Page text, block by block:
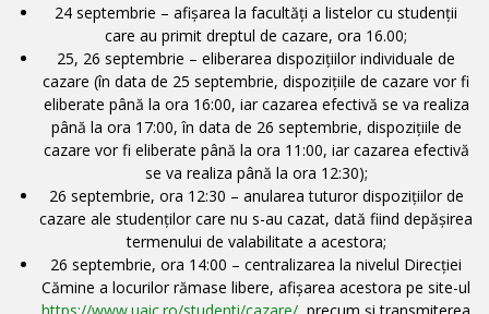
24 septembrie – afişarea la facultăţi a listelor cu studenții
care au primit dreptul de cazare, ora 16.00;
25, 26 septembrie – eliberarea dispoziţiilor individuale de
cazare (în data de 25 septembrie, dispozițiile de cazare vor fi
eliberate până la ora 16:00, iar cazarea efectivă se va realiza
până la ora 17:00, în data de 26 septembrie, dispozițiile de
cazare vor fi eliberate până la ora 11:00, iar cazarea efectivă
se va realiza până la ora 12:30);
26 septembrie, ora 12:30 – anularea tuturor dispoziţiilor de
cazare ale studenţilor care nu s-au cazat, dată fiind depăşirea
termenului de valabilitate a acestora;
26 septembrie, ora 14:00 – centralizarea la nivelul Direcţiei
Cămine a locurilor rămase libere, afişarea acestora pe site-ul